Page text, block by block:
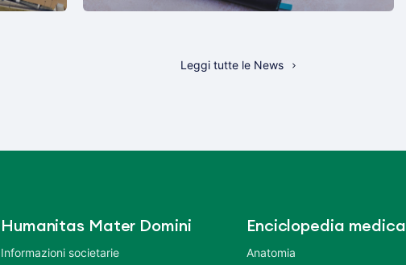
Leggi tutte le News
Humanitas Mater Domini
Informazioni societarie
Enciclopedia medica
Anatomia